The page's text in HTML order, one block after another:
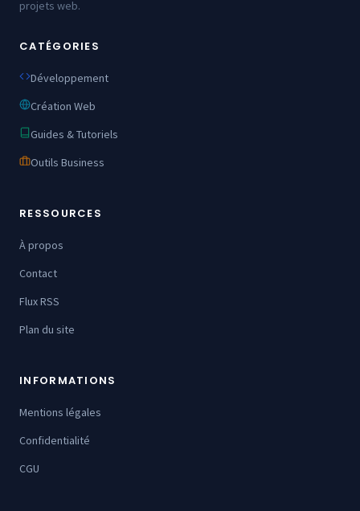
projets web.
CATÉGORIES
Développement
Création Web
Guides & Tutoriels
Outils Business
RESSOURCES
À propos
Contact
Flux RSS
Plan du site
INFORMATIONS
Mentions légales
Confidentialité
CGU